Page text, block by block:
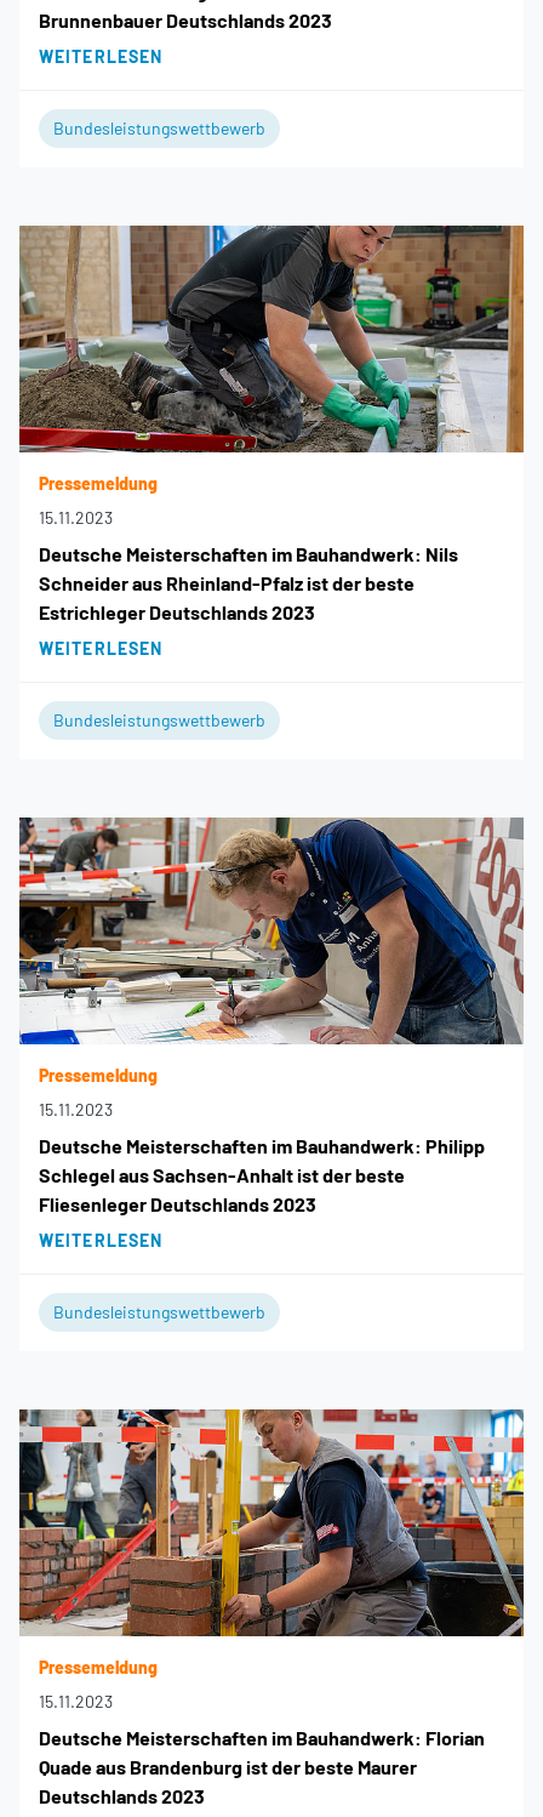
Brunnenbauer Deutschlands 2023
WEITERLESEN
Bundesleistungswettbewerb
Pressemeldung
15.11.2023
Deutsche Meisterschaften im Bauhandwerk: Nils
Schneider aus Rheinland-Pfalz ist der beste
Estrichleger Deutschlands 2023
WEITERLESEN
Bundesleistungswettbewerb
Pressemeldung
15.11.2023
Deutsche Meisterschaften im Bauhandwerk: Philipp
Schlegel aus Sachsen-Anhalt ist der beste
Fliesenleger Deutschlands 2023
WEITERLESEN
Bundesleistungswettbewerb
Pressemeldung
15.11.2023
Deutsche Meisterschaften im Bauhandwerk: Florian
Quade aus Brandenburg ist der beste Maurer
Deutschlands 2023